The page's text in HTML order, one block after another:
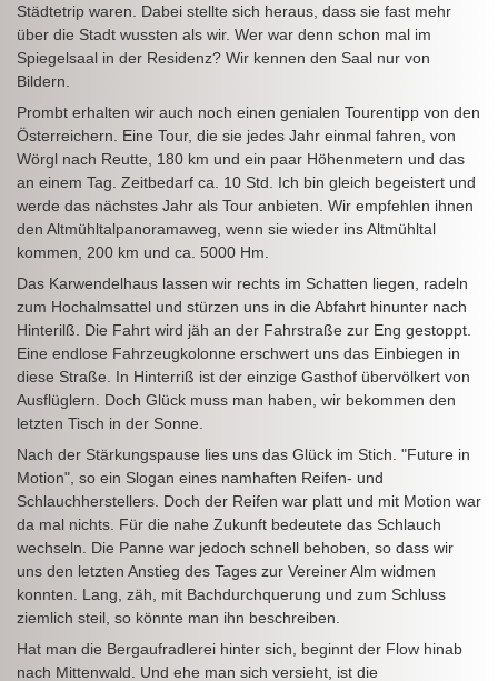
Städtetrip waren. Dabei stellte sich heraus, dass sie fast mehr
über die Stadt wussten als wir. Wer war denn schon mal im
Spiegelsaal in der Residenz? Wir kennen den Saal nur von
Bildern.
Prombt erhalten wir auch noch einen genialen Tourentipp von den
Österreichern. Eine Tour, die sie jedes Jahr einmal fahren, von
Wörgl nach Reutte, 180 km und ein paar Höhenmetern und das
an einem Tag. Zeitbedarf ca. 10 Std. Ich bin gleich begeistert und
werde das nächstes Jahr als Tour anbieten. Wir empfehlen ihnen
den Altmühltalpanoramaweg, wenn sie wieder ins Altmühltal
kommen, 200 km und ca. 5000 Hm.
Das Karwendelhaus lassen wir rechts im Schatten liegen, radeln
zum Hochalmsattel und stürzen uns in die Abfahrt hinunter nach
Hinterilß. Die Fahrt wird jäh an der Fahrstraße zur Eng gestoppt.
Eine endlose Fahrzeugkolonne erschwert uns das Einbiegen in
diese Straße. In Hinterriß ist der einzige Gasthof übervölkert von
Ausflüglern. Doch Glück muss man haben, wir bekommen den
letzten Tisch in der Sonne.
Nach der Stärkungspause lies uns das Glück im Stich. "Future in
Motion", so ein Slogan eines namhaften Reifen- und
Schlauchherstellers. Doch der Reifen war platt und mit Motion war
da mal nichts. Für die nahe Zukunft bedeutete das Schlauch
wechseln. Die Panne war jedoch schnell behoben, so dass wir
uns den letzten Anstieg des Tages zur Vereiner Alm widmen
konnten. Lang, zäh, mit Bachdurchquerung und zum Schluss
ziemlich steil, so könnte man ihn beschreiben.
Hat man die Bergaufradlerei hinter sich, beginnt der Flow hinab
nach Mittenwald. Und ehe man sich versieht, ist die